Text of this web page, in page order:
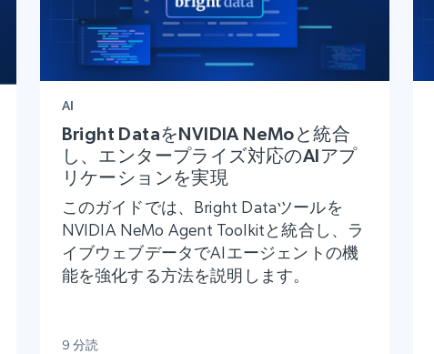
AI
Bright DataをNVIDIA NeMoと統合
し、エンタープライズ対応のAIアプ
リケーションを実現
このガイドでは、Bright Dataツールを
NVIDIA NeMo Agent Toolkitと統合し、ラ
イブウェブデータでAIエージェントの機
能を強化する方法を説明します。
9 分読